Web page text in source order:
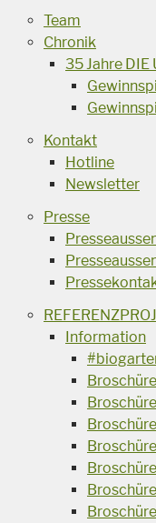
Team
Chronik
35 Jahre DIE
Kontakt
Hotline
Newsletter
Presse
Information